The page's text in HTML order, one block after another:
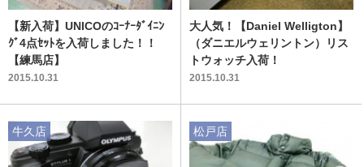
【新入荷】UNICOのｺｰﾅｰﾀﾞｲﾆﾝ
ｸﾞ4点ｾｯﾄを入荷しました！！
【練馬店】
2015.10.31
大人気！【Daniel Welligton】
（ダニエルウェリントン）リス
トウォッチ入荷！
2015.10.31
牛久店 松戸店